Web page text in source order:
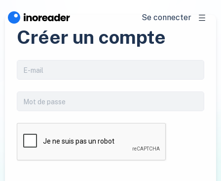
Se connecter
Créer un compte